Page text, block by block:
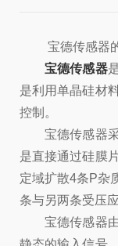
宝德传感器的
宝德传感器
是利用单晶硅材
控制。
宝德传感器采
是直接通过硅膜
定域扩散4条P杂
条与另两条受压
宝德传感器由